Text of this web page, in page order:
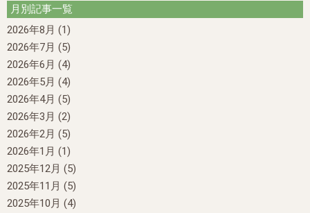
月別記事一覧
2026年8月 (1)
2026年7月 (5)
2026年6月 (4)
2026年5月 (4)
2026年4月 (5)
2026年3月 (2)
2026年2月 (5)
2026年1月 (1)
2025年12月 (5)
2025年11月 (5)
2025年10月 (4)